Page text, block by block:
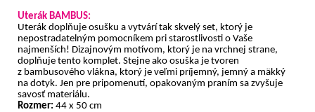
Uterák BAMBUS:
Uterák doplňuje osušku a vytvárí tak skvelý set, ktorý je
nepostradatelným pomocníkem pri starostlivosti o Vaše
najmenších! Dizajnovým motívom, ktorý je na vrchnej strane,
doplňuje tento komplet. Stejne ako osuška je tvoren
z bambusového vlákna, ktorý je veľmi príjemný, jemný a mäkký
na dotyk. Jen pre pripomenutí, opakovaným praním sa zvyšuje
savosť materiálu.
Rozmer: 44 x 50 cm